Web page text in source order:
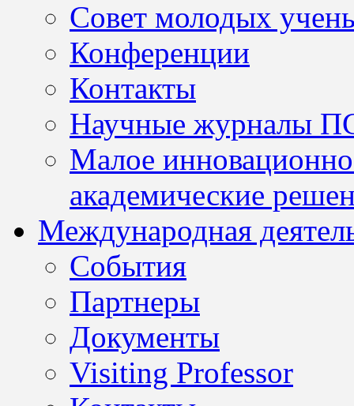
Совет молодых
Конференции
Контакты
Научные журналы
Малое
академические
Международная
События
Партнеры
Документы
Visiting Professor